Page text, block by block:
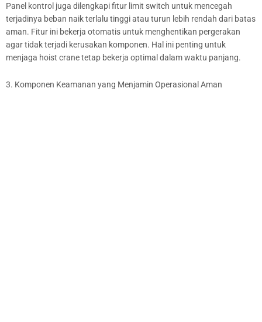
Panel kontrol juga dilengkapi fitur limit switch untuk mencegah
terjadinya beban naik terlalu tinggi atau turun lebih rendah dari batas
aman. Fitur ini bekerja otomatis untuk menghentikan pergerakan
agar tidak terjadi kerusakan komponen. Hal ini penting untuk
menjaga hoist crane tetap bekerja optimal dalam waktu panjang.
3. Komponen Keamanan yang Menjamin Operasional Aman